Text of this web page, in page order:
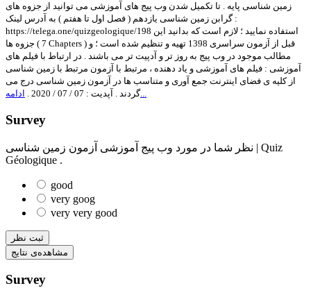
زمین شناسی پایه . تا تکمیل شدن وب پیج های آموزشی می توانید از جزوه های
گرابن زمین شناسی یازدهم ( فصل اول تا هفتم ) به آدرس لینک :
https://telega.one/quizgeologique/198 استفاده نمایید ؛ لازم است که بدانید این
جزوه ها ( 7 Chapters ) قبل از آزمون سراسری 1398 تهیه و تنظیم شده است ؛ و
مطالب موجود در وب پیج به روز تر و آدپیت تر می باشند . در ارتباط با فیلم های
آموزشی : فیلم های آموزشی و یاد دهنده ، مرتبط با آزمون مرتبط با زمین شناسی
از کلیه ی فضای اینترنت جمع آوری و متناسب ها در آزمون زمین شناسی درج می
گردند . آپدیت : 07 / 07 / 2020 .ادامه...
Survey
نظر شما در مورد وب پیج آموزشی آزمون زمین شناسی | Quiz
Géologique .
good
very goog
very very good
ثبت نظر
مشاهده‌ی نتایج
Survey